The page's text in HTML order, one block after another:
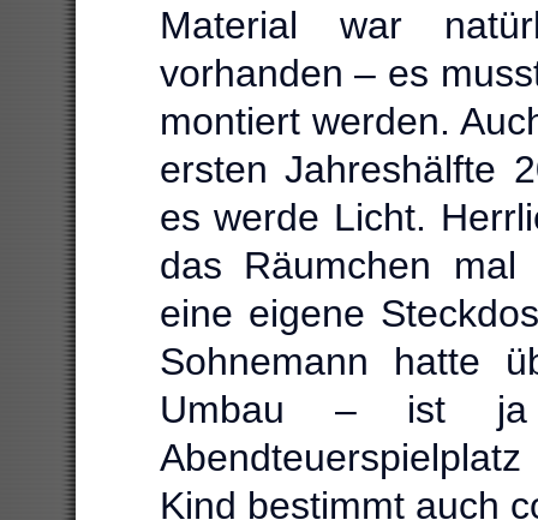
Material war
vorhanden – es
montiert werden.
ersten Jahreshälfte
es werde Licht.
das Räumchen
eine eigene
Sohnemann hatte
Umbau – ist ja
Kind bestimmt auch